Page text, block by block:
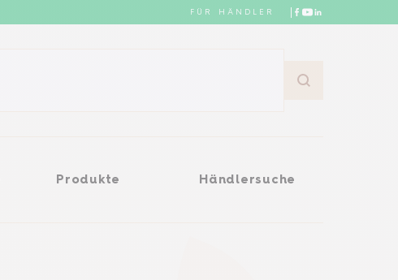
FÜR HÄNDLER
Produkte Händlersuche
Händlersuche